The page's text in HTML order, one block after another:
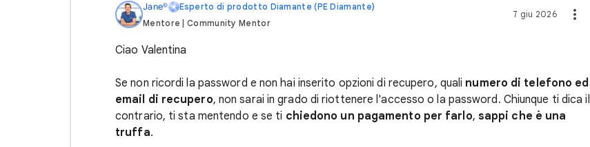
Jane©
Esperto di prodotto Diamante (PE Diamante)
Mentore | Community Mentor
7 giu 2026
Ciao Valentina
Se non ricordi la password e non hai inserito opzioni di recupero, quali numero di telefono ed
email di recupero, non sarai in grado di riottenere l'accesso o la password. Chiunque ti dica il
contrario, ti sta mentendo e se ti chiedono un pagamento per farlo, sappi che è una
truffa.